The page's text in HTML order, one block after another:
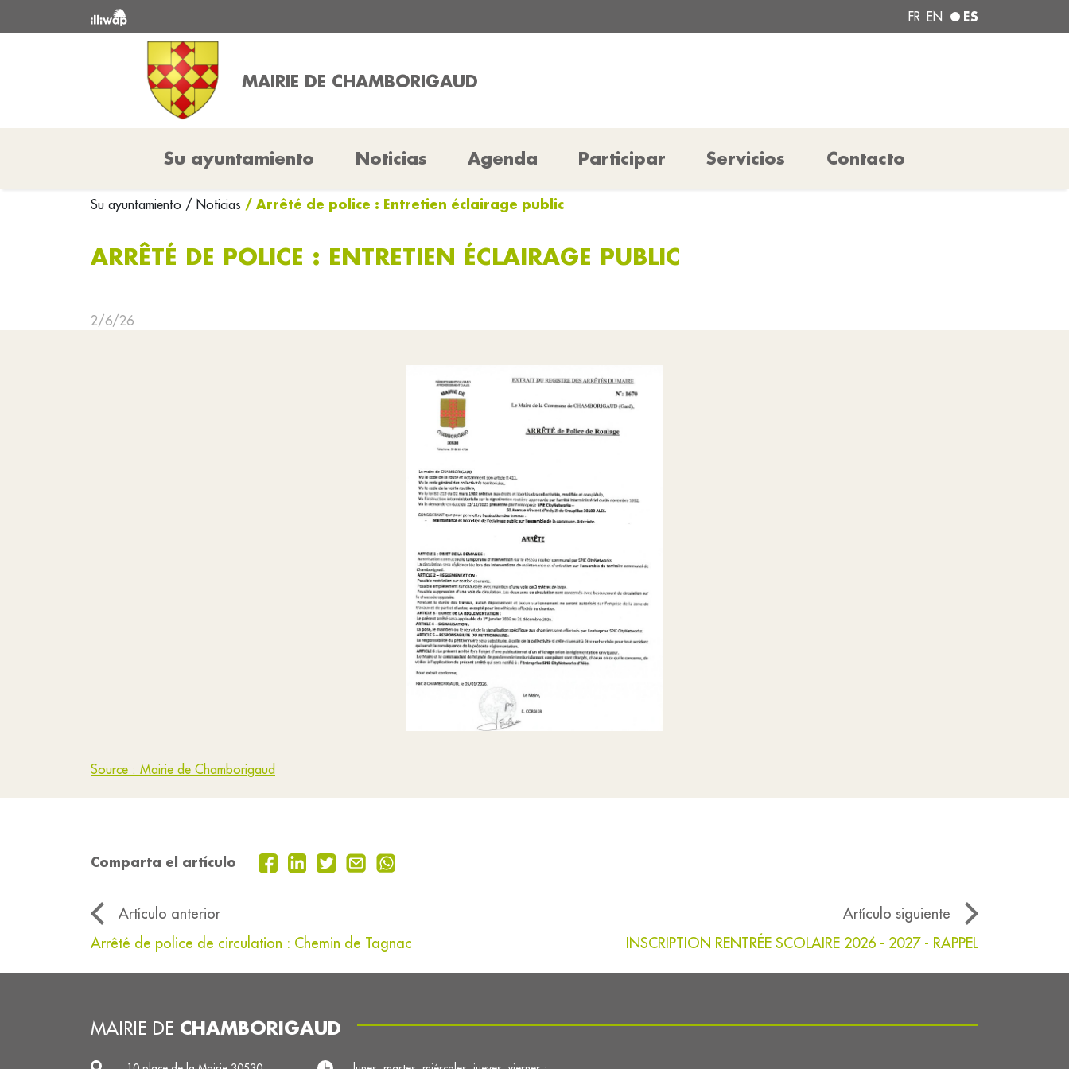
FR EN ES
MAIRIE DE CHAMBORIGAUD
Su ayuntamiento Noticias Agenda Participar Servicios Contacto
Su ayuntamiento / Noticias / Arrêté de police : Entretien éclairage public
ARRÊTÉ DE POLICE : ENTRETIEN ÉCLAIRAGE PUBLIC
2/6/26
Source : Mairie de Chamborigaud
Comparta el artículo
Artículo anterior
Artículo siguiente
Arrêté de police de circulation : Chemin de Tagnac
INSCRIPTION RENTRÉE SCOLAIRE 2026 - 2027 - RAPPEL
MAIRIE DE CHAMBORIGAUD